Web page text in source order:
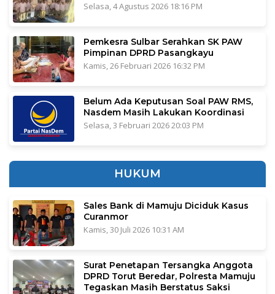
Selasa, 4 Agustus 2026 18:16 PM
Pemkesra Sulbar Serahkan SK PAW
Pimpinan DPRD Pasangkayu
Kamis, 26 Februari 2026 16:32 PM
Belum Ada Keputusan Soal PAW RMS,
Nasdem Masih Lakukan Koordinasi
Selasa, 3 Februari 2026 20:03 PM
HUKUM
Sales Bank di Mamuju Diciduk Kasus
Curanmor
Kamis, 30 Juli 2026 10:31 AM
Surat Penetapan Tersangka Anggota
DPRD Torut Beredar, Polresta Mamuju
Tegaskan Masih Berstatus Saksi